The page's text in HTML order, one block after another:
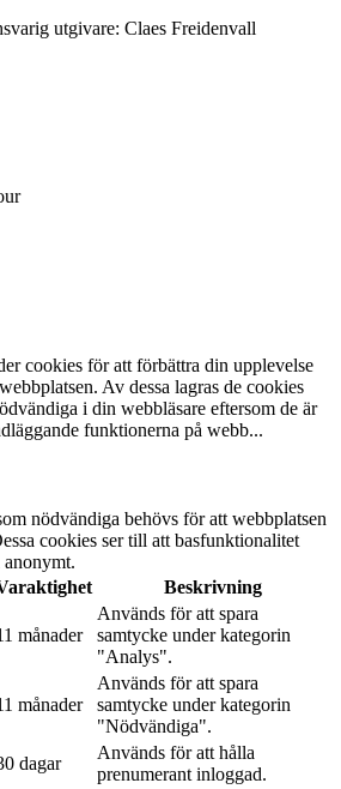
utgivare: Claes Freidenvall
cookies för att förbättra din upplevelse
Av dessa lagras de cookies
i din webbläsare eftersom de är
funktionerna på webb...
nödvändiga behövs för att webbplatsen
cookies ser till att basfunktionalitet
anonymt.
Beskrivning
månader
Används för att spara
samtycke under kategorin
"Analys".
månader
Används för att spara
samtycke under kategorin
"Nödvändiga".
dagar
Används för att hålla
prenumerant inloggad.